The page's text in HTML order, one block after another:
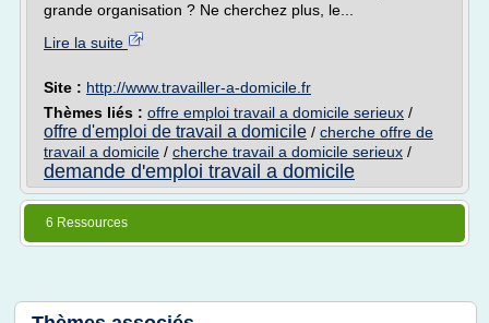
grande organisation ? Ne cherchez plus, le...
Lire la suite
Site : http://www.travailler-a-domicile.fr
Thèmes liés : offre emploi travail a domicile serieux /
offre d'emploi de travail a domicile / cherche offre de
travail a domicile / cherche travail a domicile serieux /
demande d'emploi travail a domicile
6 Ressources